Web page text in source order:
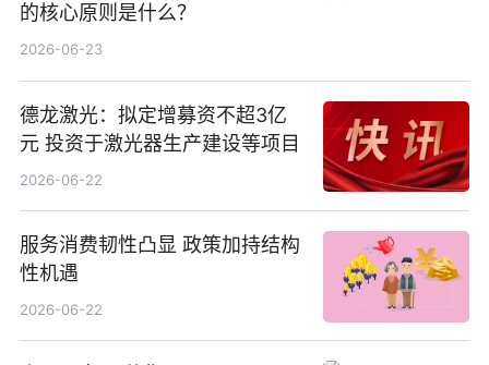
的核心原则是什么？
2026-06-23
德龙激光：拟定增募资不超3亿
元 投资于激光器生产建设等项目
2026-06-22
服务消费韧性凸显 政策加持结构
性机遇
2026-06-22